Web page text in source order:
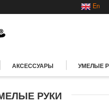
En
АКСЕССУАРЫ УМЕЛЫЕ
РУКИ